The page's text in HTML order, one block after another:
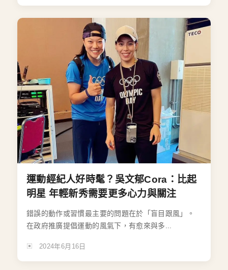
運動經紀人好時髦？吳文郁Cora：比起
明星 年輕新秀需要更多心力與關注
錯誤的動作或習慣最主要的問題在於「盲目跟風」。
在政府推廣提倡運動的風氣下，有愈來與多...
2024年6月16日